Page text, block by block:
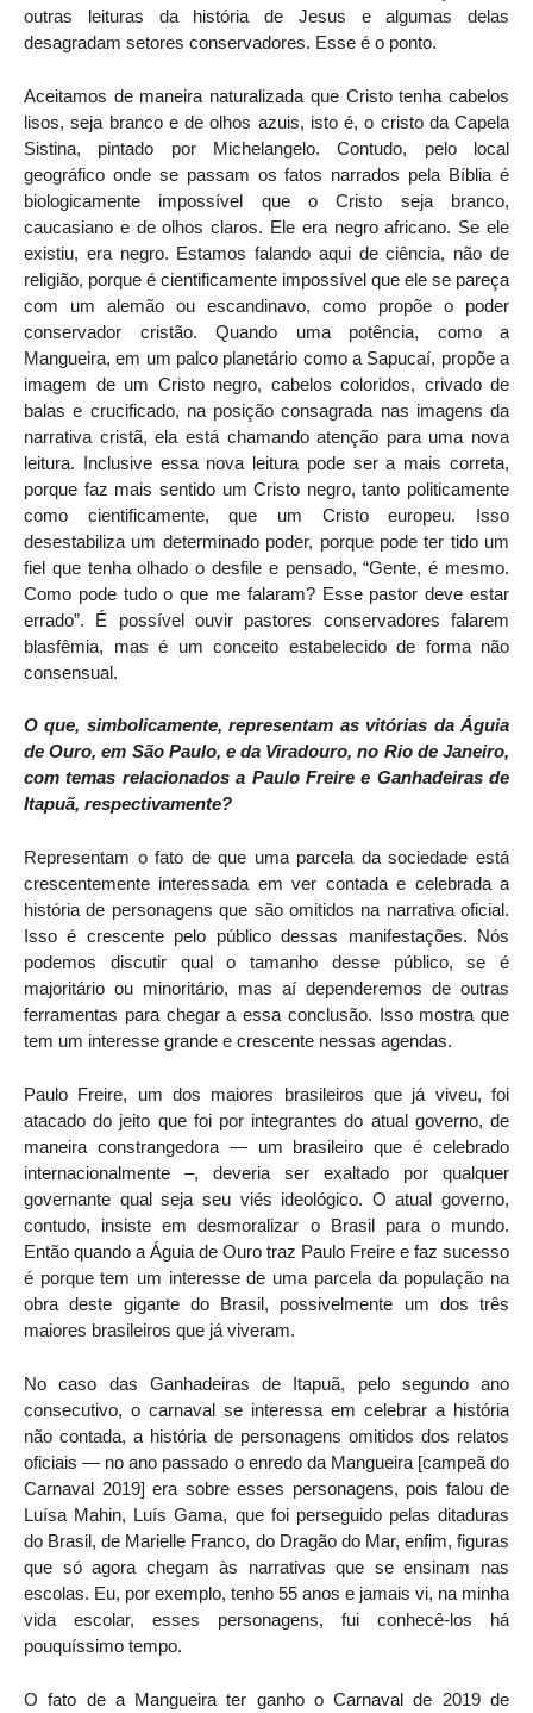
outras leituras da história de Jesus e algumas delas
desagradam setores conservadores. Esse é o ponto.
Aceitamos de maneira naturalizada que Cristo tenha cabelos
lisos, seja branco e de olhos azuis, isto é, o cristo da Capela
Sistina, pintado por Michelangelo. Contudo, pelo local
geográfico onde se passam os fatos narrados pela Bíblia é
biologicamente impossível que o Cristo seja branco,
caucasiano e de olhos claros. Ele era negro africano. Se ele
existiu, era negro. Estamos falando aqui de ciência, não de
religião, porque é cientificamente impossível que ele se pareça
com um alemão ou escandinavo, como propõe o poder
conservador cristão. Quando uma potência, como a
Mangueira, em um palco planetário como a Sapucaí, propõe a
imagem de um Cristo negro, cabelos coloridos, crivado de
balas e crucificado, na posição consagrada nas imagens da
narrativa cristã, ela está chamando atenção para uma nova
leitura. Inclusive essa nova leitura pode ser a mais correta,
porque faz mais sentido um Cristo negro, tanto politicamente
como cientificamente, que um Cristo europeu. Isso
desestabiliza um determinado poder, porque pode ter tido um
fiel que tenha olhado o desfile e pensado, “Gente, é mesmo.
Como pode tudo o que me falaram? Esse pastor deve estar
errado”. É possível ouvir pastores conservadores falarem
blasfêmia, mas é um conceito estabelecido de forma não
consensual.
O que, simbolicamente, representam as vitórias da Águia
de Ouro, em São Paulo, e da Viradouro, no Rio de Janeiro,
com temas relacionados a Paulo Freire e Ganhadeiras de
Itapuã, respectivamente?
Representam o fato de que uma parcela da sociedade está
crescentemente interessada em ver contada e celebrada a
história de personagens que são omitidos na narrativa oficial.
Isso é crescente pelo público dessas manifestações. Nós
podemos discutir qual o tamanho desse público, se é
majoritário ou minoritário, mas aí dependeremos de outras
ferramentas para chegar a essa conclusão. Isso mostra que
tem um interesse grande e crescente nessas agendas.
Paulo Freire, um dos maiores brasileiros que já viveu, foi
atacado do jeito que foi por integrantes do atual governo, de
maneira constrangedora — um brasileiro que é celebrado
internacionalmente –, deveria ser exaltado por qualquer
governante qual seja seu viés ideológico. O atual governo,
contudo, insiste em desmoralizar o Brasil para o mundo.
Então quando a Águia de Ouro traz Paulo Freire e faz sucesso
é porque tem um interesse de uma parcela da população na
obra deste gigante do Brasil, possivelmente um dos três
maiores brasileiros que já viveram.
No caso das Ganhadeiras de Itapuã, pelo segundo ano
consecutivo, o carnaval se interessa em celebrar a história
não contada, a história de personagens omitidos dos relatos
oficiais — no ano passado o enredo da Mangueira [campeã do
Carnaval 2019] era sobre esses personagens, pois falou de
Luísa Mahin, Luís Gama, que foi perseguido pelas ditaduras
do Brasil, de Marielle Franco, do Dragão do Mar, enfim, figuras
que só agora chegam às narrativas que se ensinam nas
escolas. Eu, por exemplo, tenho 55 anos e jamais vi, na minha
vida escolar, esses personagens, fui conhecê-los há
pouquíssimo tempo.
O fato de a Mangueira ter ganho o Carnaval de 2019 de